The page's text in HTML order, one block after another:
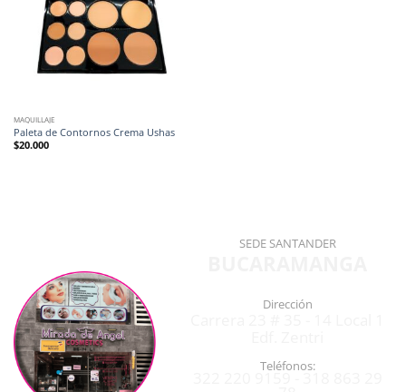
MAQUILLAJE
Paleta de Contornos Crema Ushas
$20.000
SEDE SANTANDER
Dirección
Teléfonos: